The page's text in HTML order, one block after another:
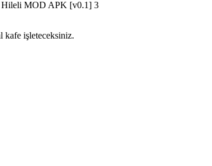
kafe işleteceksiniz.